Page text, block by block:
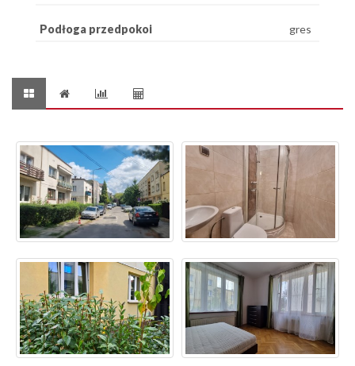
Podłoga przedpokoi gres